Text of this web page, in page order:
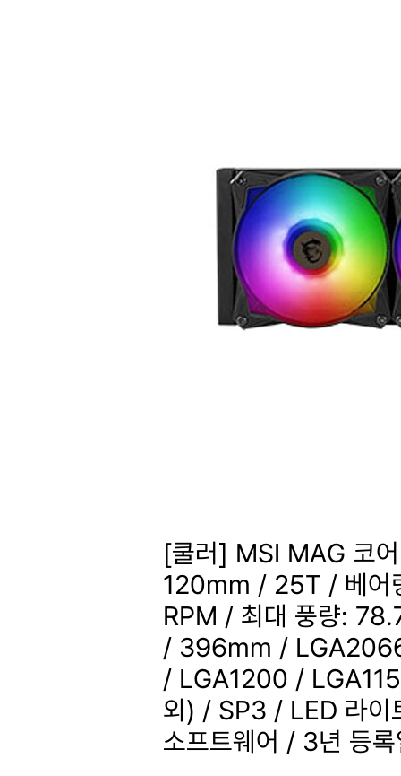
[쿨러] MSI MAG 코
120mm / 25T / 베어
RPM / 최대 풍량:
/ 396mm /
/ LGA1200 /
외) / SP3 / LED 라이
소프트웨어 / 3년 등